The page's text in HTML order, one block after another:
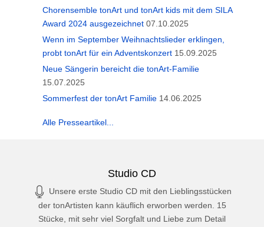
Chorensemble tonArt und tonArt kids mit dem SILA
Award 2024 ausgezeichnet 07.10.2025
Wenn im September Weihnachtslieder erklingen,
probt tonArt für ein Adventskonzert 15.09.2025
Neue Sängerin bereicht die tonArt-Familie
15.07.2025
Sommerfest der tonArt Familie 14.06.2025
Alle Presseartikel...
Studio CD
Unsere erste Studio CD mit den Lieblingsstücken
der tonArtisten kann käuflich erworben werden. 15
Stücke, mit sehr viel Sorgfalt und Liebe zum Detail